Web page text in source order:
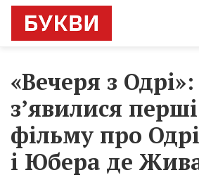
«Вечеря з Одрі»:
з’явилися
фільму про
і Юбера де